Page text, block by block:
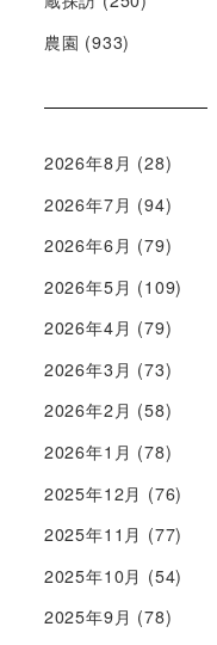
農園 (933)
2026年8月 (28)
2026年7月 (94)
2026年6月 (79)
2026年5月 (109)
2026年4月 (79)
2026年3月 (73)
2026年2月 (58)
2026年1月 (78)
2025年12月 (76)
2025年11月 (77)
2025年10月 (54)
2025年9月 (78)